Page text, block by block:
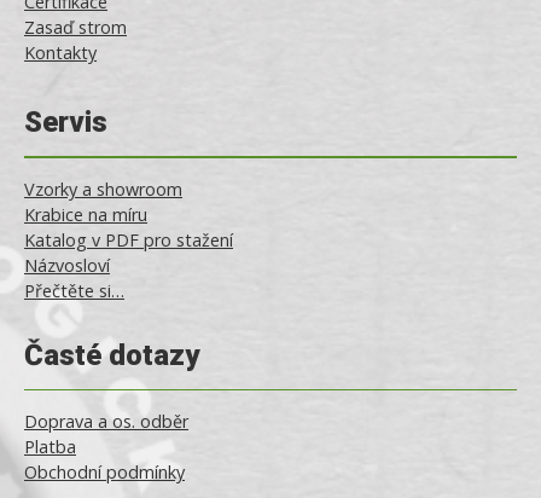
Zasaď strom
Kontakty
Servis
Vzorky a showroom
Krabice na míru
Katalog v PDF pro stažení
Názvosloví
Přečtěte si…
Časté dotazy
Doprava a os. odběr
Platba
Obchodní podmínky